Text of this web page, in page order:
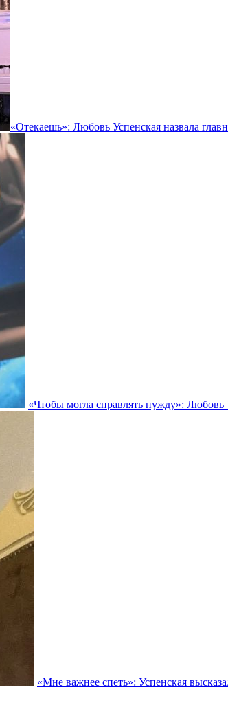
«Отекаешь»: Любовь Успенская назвала
«Чтобы могла справлять нужду»: Любовь
«Мне важнее спеть»: Успенская